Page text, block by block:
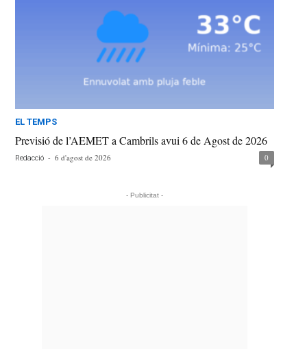
EL TEMPS
Previsió de l’AEMET a Cambrils avui 6 de Agost de 2026
Redacció - 6 d'agost de 2026 0
- Publicitat -